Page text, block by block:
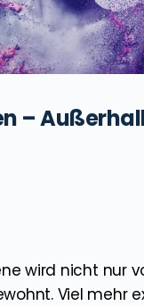
–
wird nicht nur
Viel mehr